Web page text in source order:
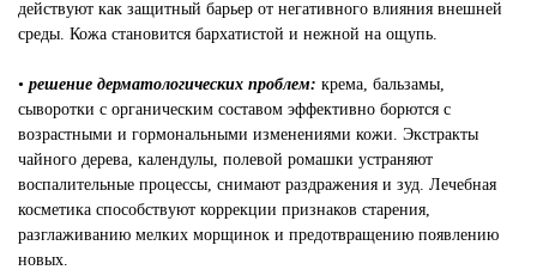
действуют как защитный барьер от негативного влияния внешней
среды. Кожа становится бархатистой и нежной на ощупь.
• решение дерматологических проблем: крема, бальзамы,
сыворотки с органическим составом эффективно борются с
возрастными и гормональными изменениями кожи. Экстракты
чайного дерева, календулы, полевой ромашки устраняют
воспалительные процессы, снимают раздражения и зуд. Лечебная
косметика способствуют коррекции признаков старения,
разглаживанию мелких морщинок и предотвращению появлению
новых.